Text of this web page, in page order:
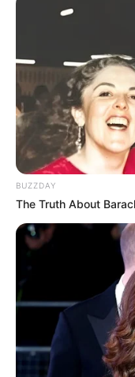
10 Pose
Mainstream
Banget
8 Kata Lucu
Minggu ala
BUZZDAY
The Truth About